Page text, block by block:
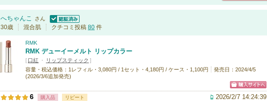
へちゃんこ
さん
認証済
30歳 混合肌 クチコミ投稿 80 件
RMK
RMK デューイーメルト リップカラー
[ 口紅 ・ リップスティック ]
容量・税込価格：1レフィル・3,080円 / 1セット・4,180円 / ケース・1,100円
発売日：2024/4/5
(2026/3/6追加発売)
6 購入品 リピート 2026/2/7 14:24:39